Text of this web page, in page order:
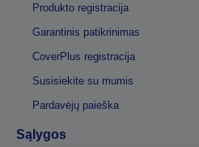
Produkto registracija
Garantinis patikrinimas
CoverPlus registracija
Susisiekite su mumis
Pardavėjų paieška
Sąlygos